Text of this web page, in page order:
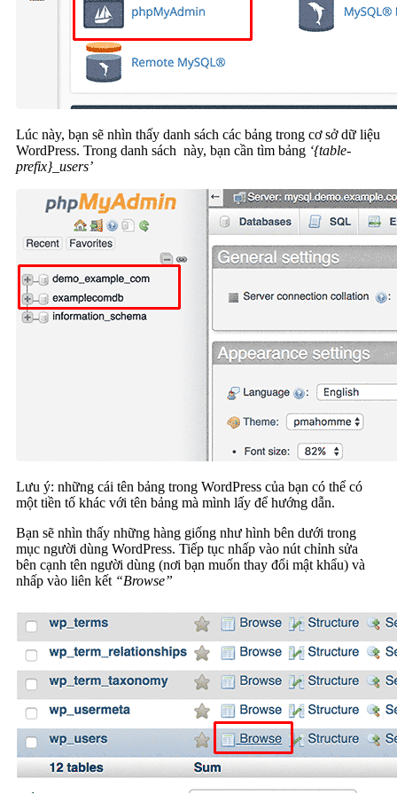
Lúc này, bạn sẽ nhìn thấy danh sách các bảng trong cơ sở dữ liệu
WordPress. Trong danh sách này, bạn cần tìm bảng ‘{table-
prefix}_users’
Lưu ý: những cái tên bảng trong WordPress của bạn có thể có
một tiền tố khác với tên bảng mà mình lấy để hướng dẫn.
Bạn sẽ nhìn thấy những hàng giống như hình bên dưới trong
mục người dùng WordPress. Tiếp tục nhấp vào nút chỉnh sửa
bên cạnh tên người dùng (nơi bạn muốn thay đổi mật khẩu) và
nhấp vào liên kết “Browse”